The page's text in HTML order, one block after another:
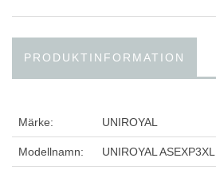
PRODUKTINFORMATION
Märke: UNIROYAL
Modellnamn: UNIROYAL ASEXP3XL